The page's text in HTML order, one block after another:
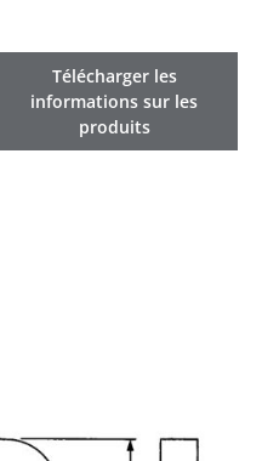
Télécharger les
informations sur les
produits